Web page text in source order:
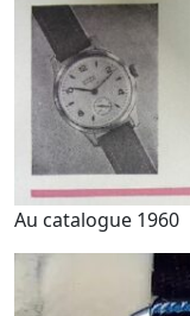
Au catalogue 1960